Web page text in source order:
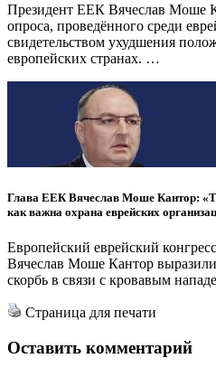
Президент ЕЕК Вячеслав Моше
опроса, проведённого среди
свидетельством ухудшения
европейских странах. …
Глава ЕЕК Вячеслав Моше Кантор:
как важна охрана еврейских
Европейский еврейский
Вячеслав Моше Кантор выразили
скорбь в связи с кровавым
Страница для печати
Оставить комментарий